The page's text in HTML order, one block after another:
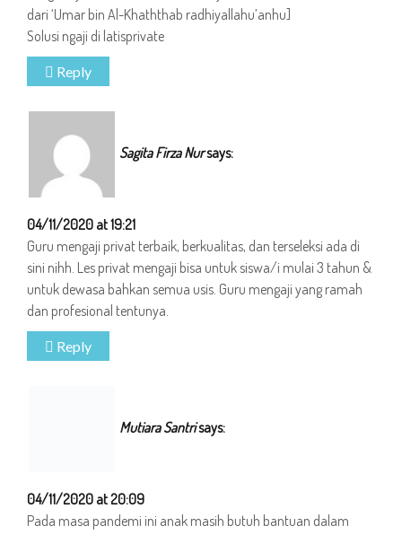
dari ‘Umar bin Al-Khaththab radhiyallahu’anhu]
Solusi ngaji di latisprivate
Reply
Sagita Firza Nursays:
04/11/2020 at 19:21
Guru mengaji privat terbaik, berkualitas, dan terseleksi ada di
sini nihh. Les privat mengaji bisa untuk siswa/i mulai 3 tahun &
untuk dewasa bahkan semua usis. Guru mengaji yang ramah
dan profesional tentunya.
Reply
Mutiara Santrisays:
04/11/2020 at 20:09
Pada masa pandemi ini anak masih butuh bantuan dalam